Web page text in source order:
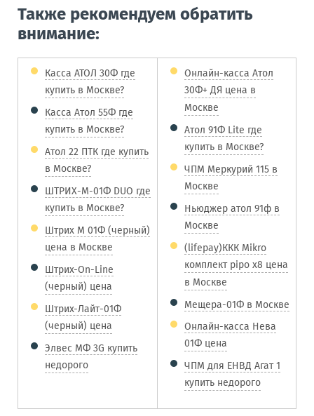
Также рекомендуем обратить
внимание:
Касса АТОЛ 30Ф где
купить в Москве?
Касса Атол 55Ф где
купить в Москве?
Атол 22 ПТК где купить
в Москве?
ШТРИХ-М-01Ф DUO где
купить в Москве?
Штрих М 01Ф (черный)
цена в Москве
Штрих-On-Line
(черный) цена
Штрих-Лайт-01Ф
(черный) цена
Элвес МФ 3G купить
недорого
Онлайн-касса Атол
30Ф+ ДЯ цена в
Москве
Атол 91Ф Lite где
купить в Москве?
ЧПМ Меркурий 115 в
Москве
Ньюджер атол 91ф в
Москве
(lifepay)ККК Mikro
комплект pipo x8 цена
в Москве
Мещера-01Ф в Москве
Онлайн-касса Нева
01Ф цена
ЧПМ для ЕНВД Агат 1
купить недорого